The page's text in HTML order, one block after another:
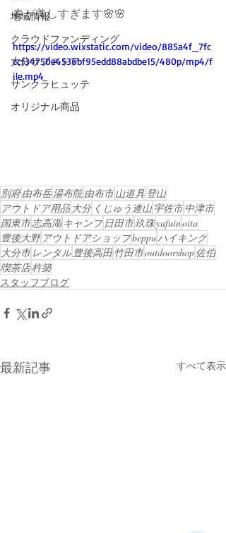
地域情報
クラウドファンディング
大分サブストア
サンクラヒュッテ
オリジナル商品
春が美しすぎます🌸🌸
https://video.wixstatic.com/video/885a4f_7fc
ccf34750e4536bf95edd88abdbe15/480p/mp4/f
ile.mp4
別府由布岳 湯布院由布市山道具登山
アウトドア用品 大分 くじゅう連山宇佐市中津市
国東市志高湖 キャンプ 日田市玖珠yufuinoita
豊後大野 アウトドアショップbeppuハイキング
大分市 レンタル 豊後高田竹田市outdoorshop佐伯
喫茶店杵築
スタッフブログ
最新記事 すべて表示